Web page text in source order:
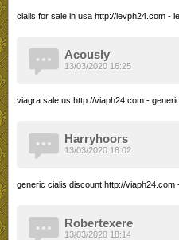
cialis for sale in usa http://levph24.com -
Acously
viagra sale us http://viaph24.com -
13/03/2020 16:25
Harryhoors
generic cialis discount http://
13/03/2020 18:02
Robertexere
13/03/2020 18:14